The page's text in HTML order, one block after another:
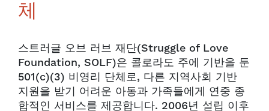
체
스트러글 오브 러브 재단(Struggle of Love
Foundation, SOLF)은 콜로라도 주에 기반을 둔
501(c)(3) 비영리 단체로, 다른 지역사회 기반
지원을 받기 어려운 아동과 가족들에게 연중 종
합적인 서비스를 제공합니다. 2006년 설립 이후